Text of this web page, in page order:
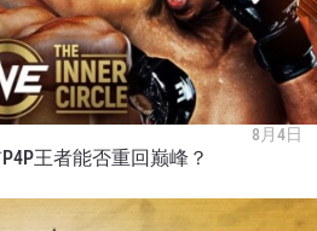
8月4日
王者能否重回巅峰？